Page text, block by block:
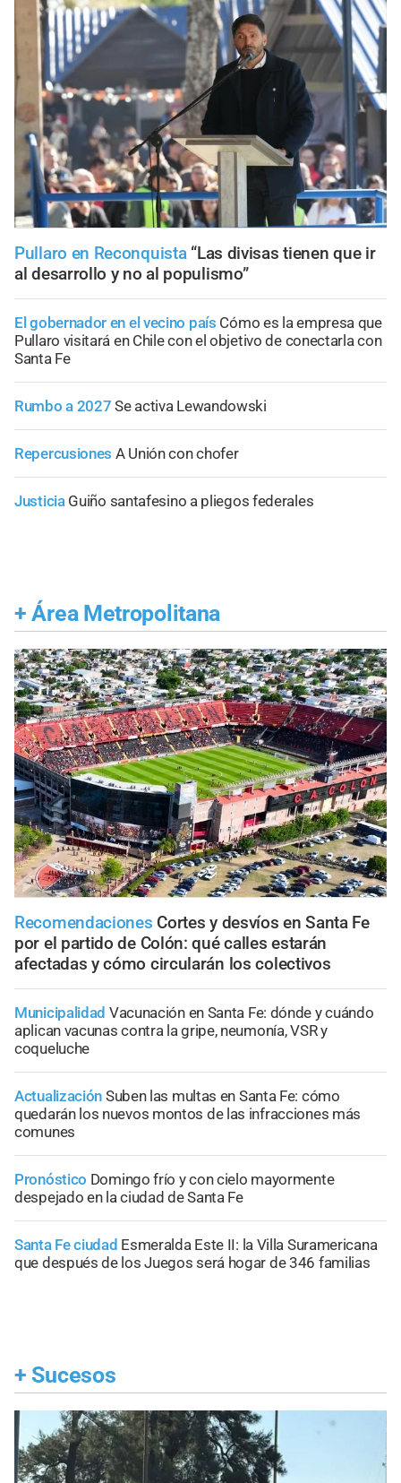
Pullaro en Reconquista “Las divisas tienen que ir
al desarrollo y no al populismo”
El gobernador en el vecino país Cómo es la empresa que
Pullaro visitará en Chile con el objetivo de conectarla con
Santa Fe
Rumbo a 2027 Se activa Lewandowski
Repercusiones A Unión con chofer
Justicia Guiño santafesino a pliegos federales
+ Área Metropolitana
Recomendaciones Cortes y desvíos en Santa Fe
por el partido de Colón: qué calles estarán
afectadas y cómo circularán los colectivos
Municipalidad Vacunación en Santa Fe: dónde y cuándo
aplican vacunas contra la gripe, neumonía, VSR y
coqueluche
Actualización Suben las multas en Santa Fe: cómo
quedarán los nuevos montos de las infracciones más
comunes
Pronóstico Domingo frío y con cielo mayormente
despejado en la ciudad de Santa Fe
Santa Fe ciudad Esmeralda Este II: la Villa Suramericana
que después de los Juegos será hogar de 346 familias
+ Sucesos